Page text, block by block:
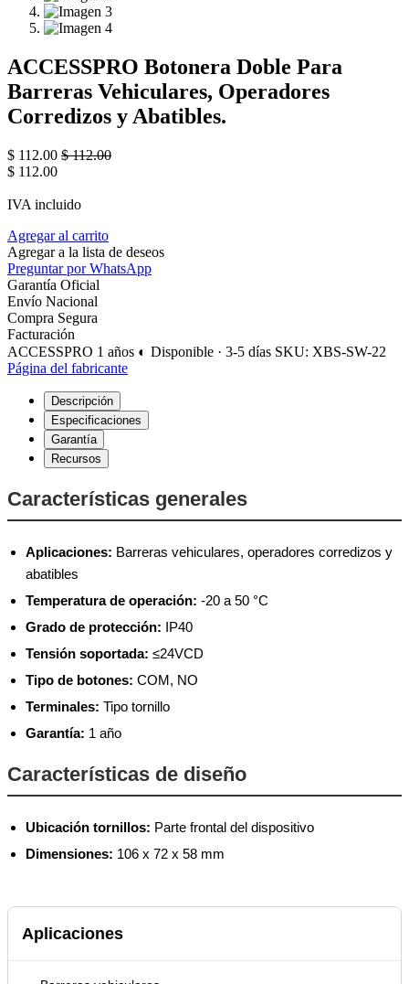
ACCESSPRO Botonera Doble Para
Barreras Vehiculares, Operadores
Corredizos y Abatibles.
$ 112.00 $112.00
$ 112.00
IVA incluido
Agregar al carrito
Agregar a la lista de deseos
Preguntar por WhatsApp
Garantía Oficial
Envío Nacional
Compra Segura
Facturación
ACCESSPRO 1 años ◐ Disponible · 3-5 días SKU: XBS-SW-22
Página del fabricante
Descripción
Especificaciones
Garantía
Recursos
Características generales
Aplicaciones: Barreras vehiculares, operadores corredizos y
abatibles
Temperatura de operación: -20 a 50 °C
Grado de protección: IP40
Tensión soportada: ≤24VCD
Tipo de botones: COM, NO
Terminales: Tipo tornillo
Garantía: 1 año
Características de diseño
Ubicación tornillos: Parte frontal del dispositivo
Dimensiones: 106 x 72 x 58 mm
Aplicaciones